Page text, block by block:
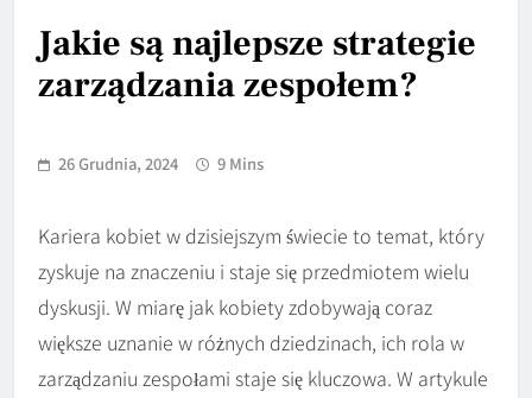
Jakie są najlepsze strategie
zarządzania zespołem?
26 Grudnia, 2024 9 Mins
Kariera kobiet w dzisiejszym świecie to temat, który
zyskuje na znaczeniu i staje się przedmiotem wielu
dyskusji. W miarę jak kobiety zdobywają coraz
większe uznanie w różnych dziedzinach, ich rola w
zarządzaniu zespołami staje się kluczowa. W artykule